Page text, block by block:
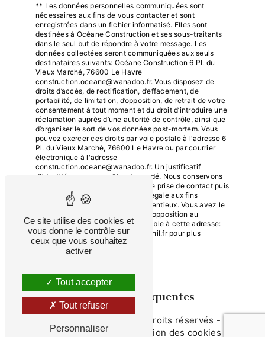
** Les données personnelles communiquées sont
nécessaires aux fins de vous contacter et sont
enregistrées dans un fichier informatisé. Elles sont
destinées à Océane Construction et ses sous-traitants
dans le seul but de répondre à votre message. Les
données collectées seront communiquées aux seuls
destinataires suivants: Océane Construction 6 Pl. du
Vieux Marché, 76600 Le Havre
construction.oceane@wanadoo.fr. Vous disposez de
droits d’accès, de rectification, d’effacement, de
portabilité, de limitation, d’opposition, de retrait de votre
consentement à tout moment et du droit d’introduire une
réclamation auprès d’une autorité de contrôle, ainsi que
d’organiser le sort de vos données post-mortem. Vous
pouvez exercer ces droits par voie postale à l'adresse 6
Pl. du Vieux Marché, 76600 Le Havre ou par courrier
électronique à l'adresse
construction.oceane@wanadoo.fr. Un justificatif
d'identité pourra vous être demandé. Nous conservons
vos données pendant la période de prise de contact puis
pendant la durée de prescription légale aux fins
probatoires et de gestion des contentieux. Vous avez le
droit de vous inscrire sur la liste d'opposition au
démarchage téléphonique, disponible à cette adresse:
Bloctel.gouv.fr. Consultez le site cnil.fr pour plus
d’informations sur vos droits.
Recherches fréquentes
- 2026 - Tous droits réservés -
Mentions légales
Gestion des cookies
Ce site utilise des cookies et
vous donne le contrôle sur
ceux que vous souhaitez
activer
Tout accepter
Tout refuser
Personnaliser